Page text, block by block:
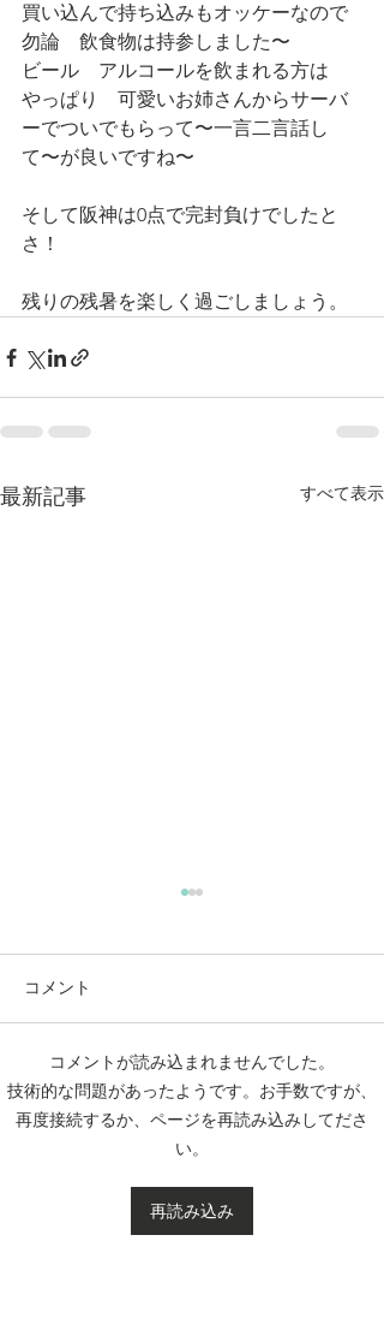
買い込んで持ち込みもオッケーなので
勿論　飲食物は持参しました〜
ビール　アルコールを飲まれる方は
やっぱり　可愛いお姉さんからサーバ
ーでついでもらって〜一言二言話し
て〜が良いですね〜
そして阪神は0点で完封負けでしたと
さ！
残りの残暑を楽しく過ごしましょう。
最新記事 すべて表示
動かないところに、中心
がある。——ロジャース
の沈黙と、サザーランド
コメント
コメントが読み込まれませんでした。
技術的な問題があったようです。お手数ですが、
再度接続するか、ページを再読み込みしてださ
い。
再読み込み